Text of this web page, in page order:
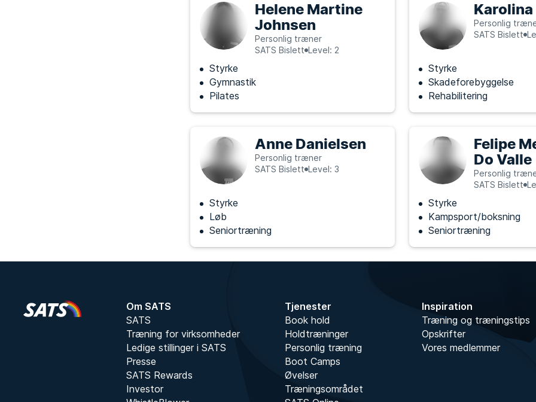
Helene Martine
Johnsen
Personlig træner
SATS Bislett Level: 2
Styrke
Gymnastik
Pilates
Personlig
SATS Bislett
Styrke
Skadeforebyggelse
Rehabilitering
Anne Danielsen
Personlig træner
SATS Bislett Level: 3
Styrke
Løb
Seniortræning
Felipe
Do Valle
Personlig
SATS Bislett
Styrke
Kampsport/boksning
Seniortræning
Om SATS
SATS
Træning for virksomheder
Ledige stillinger i SATS
Presse
SATS Rewards
Investor
Tjenester
Book hold
Holdtræninger
Personlig træning
Boot Camps
Øvelser
Træningsområdet
Inspiration
Træning og træningstips
Opskrifter
Vores medlemmer